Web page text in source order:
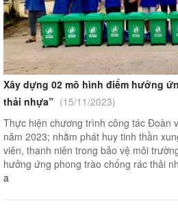
Xây dựng 02 mô hình điểm hưởng
thải nhựa” (15/11/2023)
Thực hiện chương trình công tác Đoàn
năm 2023; nhằm phát huy tinh thần
viên, thanh niên trong bảo vệ môi
hưởng ứng phong trào chống rác thải
a